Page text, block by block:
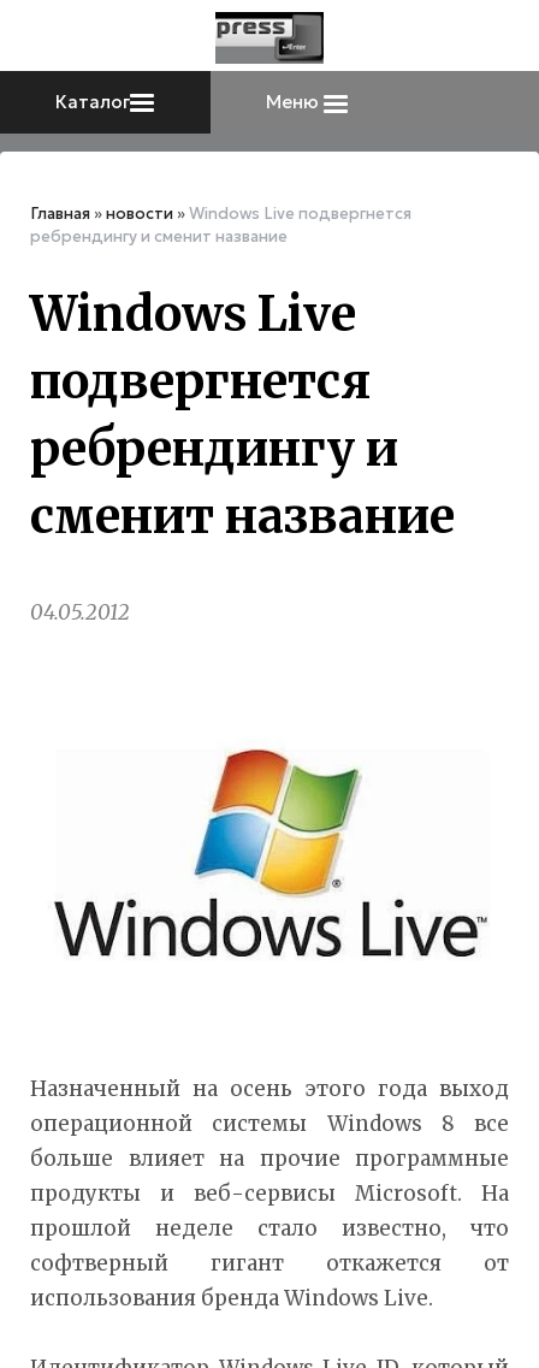
Каталог Меню
Главная »новости »Windows Live подвергнется
ребрендингу и сменит название
Windows Live
подвергнется
ребрендингу и
сменит название
04.05.2012
Назначенный на осень этого года выход
операционной системы Windows 8 все
больше влияет на прочие программные
продукты и веб-сервисы Microsoft. На
прошлой неделе стало известно, что
софтверный гигант откажется от
использования бренда Windows Live.